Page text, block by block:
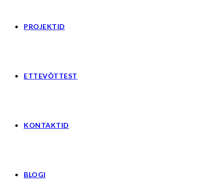
PROJEKTID
ETTEVÕTTEST
KONTAKTID
BLOGI